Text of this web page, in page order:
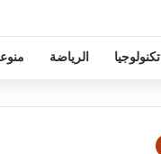
تكنولوجيا الرياضة